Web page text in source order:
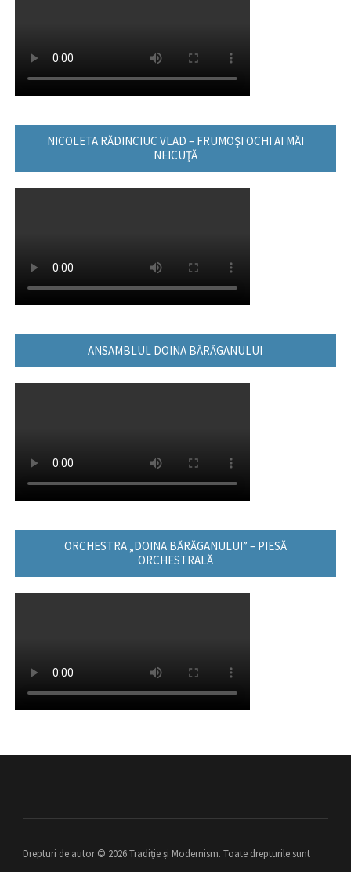
NICOLETA RĂDINCIUC VLAD – FRUMOŞI OCHI AI MĂI
NEICUŢĂ
ANSAMBLUL DOINA BĂRĂGANULUI
ORCHESTRA „DOINA BĂRĂGANULUI” – PIESĂ
ORCHESTRALĂ
Drepturi de autor © 2026 Tradiție și Modernism. Toate drepturile sunt